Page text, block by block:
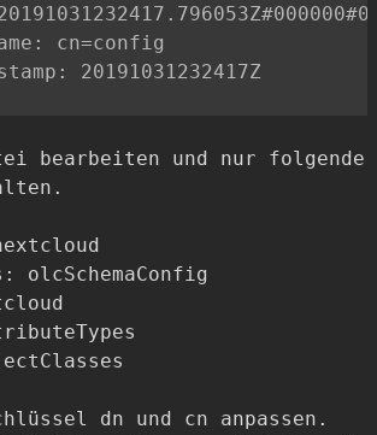
cn=config
bearbeiten und nur folgende
olcSchemaConfig
dn und cn anpassen.